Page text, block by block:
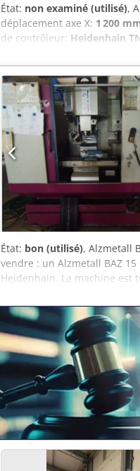
État: non examiné (utilisé),
déplacement axe X: 1 200
de contrôleur: Heidenhain
garantie au plus offrant !
axe Y : 600 mm Course axe
de table : 1 250 x 630 mm
MACHINE Commande :
Poids de la machine : env. 7
État: bon (utilisé), Alzmetall
vendre : un Alzmetall BAZ
Heidenhain. La machine est
bien entretenue et
Modèle : BAZ 15 CNC
Heidenhain Poids : 3 200 kg
Z : 600 mm Vitesse de
d’écrire ou d’appeler